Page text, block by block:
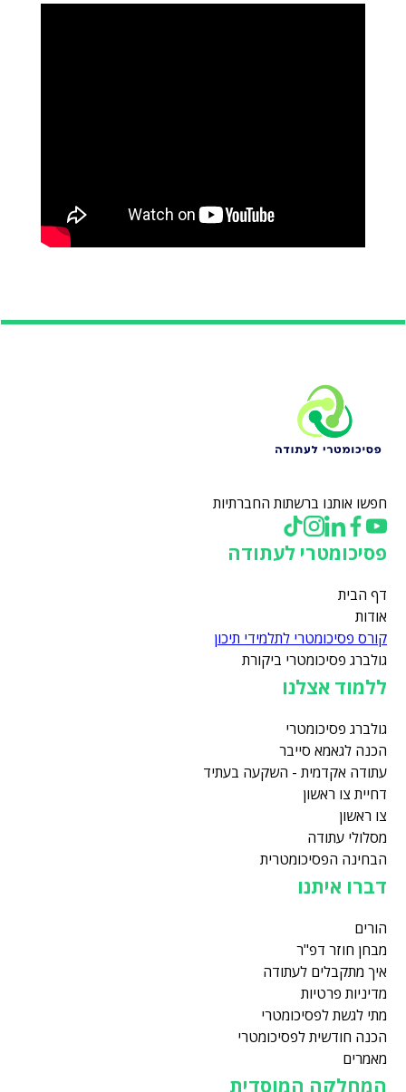
המחלקה המוסדית
דברו איתנו
הורים
מבחן חוזר דפ"ר
איך מתקבלים לעתודה
מדיניות פרטיות
מתי לגשת לפסיכומטרי
הכנה חודשית לפסיכומטרי
מאמרים
ללמוד אצלנו
גולברג פסיכומטרי
הכנה לגאמא סייבר
עתודה אקדמית - השקעה בעתיד
דחיית צו ראשון
צו ראשון
מסלולי עתודה
הבחינה הפסיכומטרית
פסיכומטרי לעתודה
דף הבית
אודות
קורס פסיכומטרי לתלמידי תיכון
גולברג פסיכומטרי ביקורת
חפשו אותנו ברשתות החברתיות